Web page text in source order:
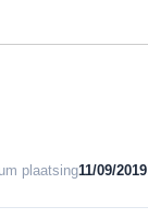
plaatsing11/09/2019